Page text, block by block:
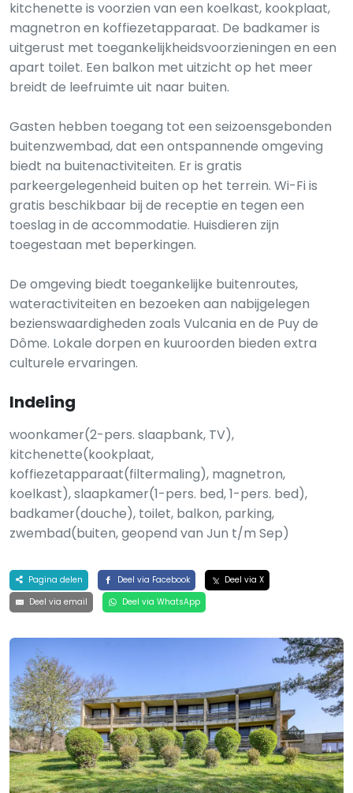
kitchenette is voorzien van een koelkast, kookplaat,
magnetron en koffiezetapparaat. De badkamer is
uitgerust met toegankelijkheidsvoorzieningen en een
apart toilet. Een balkon met uitzicht op het meer
breidt de leefruimte uit naar buiten.
Gasten hebben toegang tot een seizoensgebonden
buitenzwembad, dat een ontspannende omgeving
biedt na buitenactiviteiten. Er is gratis
parkeergelegenheid buiten op het terrein. Wi-Fi is
gratis beschikbaar bij de receptie en tegen een
toeslag in de accommodatie. Huisdieren zijn
toegestaan met beperkingen.
De omgeving biedt toegankelijke buitenroutes,
wateractiviteiten en bezoeken aan nabijgelegen
bezienswaardigheden zoals Vulcania en de Puy de
Dôme. Lokale dorpen en kuuroorden bieden extra
culturele ervaringen.
Indeling
woonkamer(2-pers. slaapbank, TV),
kitchenette(kookplaat,
koffiezetapparaat(filtermaling), magnetron,
koelkast), slaapkamer(1-pers. bed, 1-pers. bed),
badkamer(douche), toilet, balkon, parking,
zwembad(buiten, geopend van Jun t/m Sep)
Pagina delen Deel via Facebook
Deel via X
Deel via email
Deel via WhatsApp